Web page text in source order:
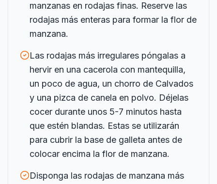
manzanas en rodajas finas. Reserve las
rodajas más enteras para formar la flor de
manzana.
Las rodajas más irregulares póngalas a
hervir en una cacerola con mantequilla,
un poco de agua, un chorro de Calvados
y una pizca de canela en polvo. Déjelas
cocer durante unos 5-7 minutos hasta
que estén blandas. Estas se utilizarán
para cubrir la base de galleta antes de
colocar encima la flor de manzana.
Disponga las rodajas de manzana más